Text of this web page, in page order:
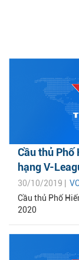
Cầu thủ Phố
hạng V-
30/10/2019 |
Cầu thủ Phố
2020